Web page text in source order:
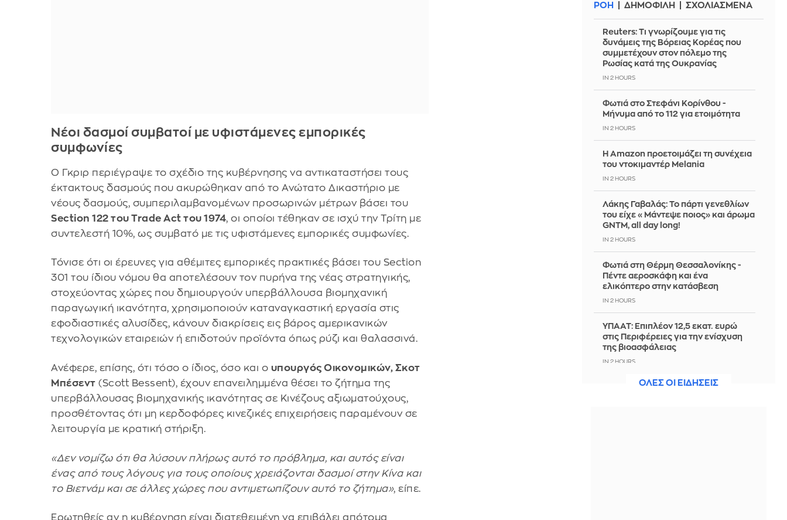
Νέοι δασμοί συμβατοί με υφιστάμενες εμπορικές
συμφωνίες
Ο Γκριρ περιέγραψε το σχέδιο της κυβέρνησης να αντικαταστήσει τους
έκτακτους δασμούς που ακυρώθηκαν από το Ανώτατο Δικαστήριο με
νέους δασμούς, συμπεριλαμβανομένων προσωρινών μέτρων βάσει του
Section 122 του Trade Act του 1974, οι οποίοι τέθηκαν σε ισχύ την Τρίτη με
συντελεστή 10%, ως συμβατό με τις υφιστάμενες εμπορικές συμφωνίες.
Τόνισε ότι οι έρευνες για αθέμιτες εμπορικές πρακτικές βάσει του Section
301 του ίδιου νόμου θα αποτελέσουν τον πυρήνα της νέας στρατηγικής,
στοχεύοντας χώρες που δημιουργούν υπερβάλλουσα βιομηχανική
παραγωγική ικανότητα, χρησιμοποιούν καταναγκαστική εργασία στις
εφοδιαστικές αλυσίδες, κάνουν διακρίσεις εις βάρος αμερικανικών
τεχνολογικών εταιρειών ή επιδοτούν προϊόντα όπως ρύζι και θαλασσινά.
Ανέφερε, επίσης, ότι τόσο ο ίδιος, όσο και ο υπουργός Οικονομικών, Σκοτ
Μπέσεντ (Scott Bessent), έχουν επανειλημμένα θέσει το ζήτημα της
υπερβάλλουσας βιομηχανικής ικανότητας σε Κινέζους αξιωματούχους,
προσθέτοντας ότι μη κερδοφόρες κινεζικές επιχειρήσεις παραμένουν σε
λειτουργία με κρατική στήριξη.
«Δεν νομίζω ότι θα λύσουν πλήρως αυτό το πρόβλημα, και αυτός είναι
ένας από τους λόγους για τους οποίους χρειάζονται δασμοί στην Κίνα και
το Βιετνάμ και σε άλλες χώρες που αντιμετωπίζουν αυτό το ζήτημα», είπε.
Ερωτηθείς αν η κυβέρνηση είναι διατεθειμένη να επιβάλει απότομα
ΡΟΗ ΔΗΜΟΦΙΛΗ ΣΧΟΛΙΑΣΜΕΝΑ
Reuters: Τι γνωρίζουμε για τις
δυνάμεις της Βόρειας Κορέας που
συμμετέχουν στον πόλεμο της
Ρωσίας κατά της Ουκρανίας
IN 2 HOURS
Φωτιά στο Στεφάνι Κορίνθου -
Μήνυμα από το 112 για ετοιμότητα
IN 2 HOURS
Η Amazon προετοιμάζει τη συνέχεια
του ντοκιμαντέρ Melania
IN 2 HOURS
Λάκης Γαβαλάς: Το πάρτι γενεθλίων
του είχε «Μάντεψε ποιος» και άρωμα
GNTM, all day long!
IN 2 HOURS
Φωτιά στη Θέρμη Θεσσαλονίκης -
Πέντε αεροσκάφη και ένα
ελικόπτερο στην κατάσβεση
IN 2 HOURS
ΥΠΑΑΤ: Επιπλέον 12,5 εκατ. ευρώ
στις Περιφέρειες για την ενίσχυση
της βιοασφάλειας
IN 2 HOURS
Υεμένη: Νέα φονική επίθεση των
ΟΛΕΣ ΟΙ ΕΙΔΗΣΕΙΣ